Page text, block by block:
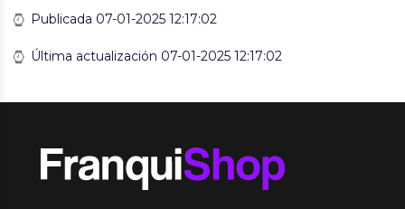
Publicada 07-01-2025 12:17:02
Última actualización 07-01-2025 12:17:02